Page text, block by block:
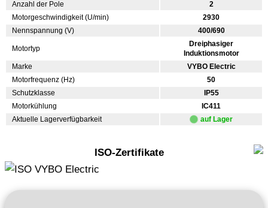
Anzahl der Pole
2
Motorgeschwindigkeit (U/min)
2930
Nennspannung (V)
400/690
Motortyp
Dreiphasiger
Induktionsmotor
Marke
VYBO Electric
Motorfrequenz (Hz)
50
Schutzklasse
IP55
Motorkühlung
IC411
Aktuelle Lagerverfügbarkeit
auf Lager
ISO-Zertifikate